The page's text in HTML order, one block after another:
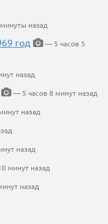
назад
год
— 5 часов 5
назад
— 5 часов 8 минут назад
назад
назад
минут назад
назад